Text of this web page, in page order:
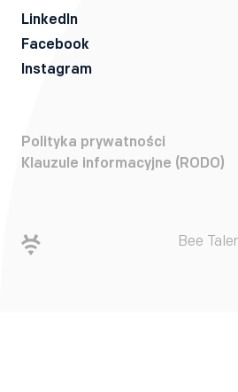
LinkedIn
Facebook
Instagram
Polityka prywatności
Klauzule informacyjne (RODO)
Bee